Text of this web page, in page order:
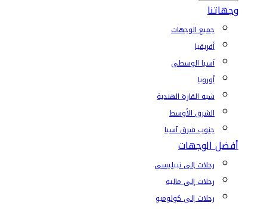
وجهاتنا
جميع الوجهات
أفريقيا
آسيا الوسطى
أوروبا
شبه القارة الهندية
الشرق الأوسط
جنوب شرق آسيا
أفضل الوجهات
رحلات إلى تبيليسي
رحلات إلى ماليه
رحلات إلى كولومبو